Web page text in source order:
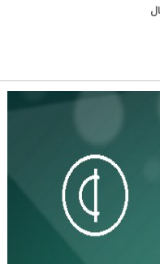
پنگوئن‌های قطب جنوب